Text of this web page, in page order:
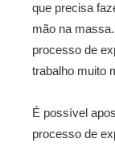
que precisa
mão na
processo de
trabalho muito
É possível
processo de